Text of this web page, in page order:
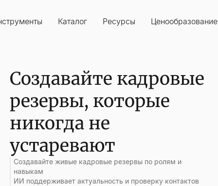
Каталог Ресурсы Ценообразование
Создавайте кадровые
резервы, которые
никогда не
устаревают
Создавайте живые кадровые резервы по ролям и
навыкам
ИИ поддерживает актуальность и проверку контактов